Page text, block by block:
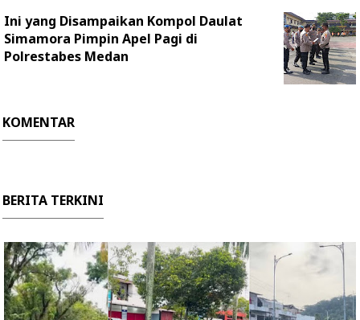
Ini yang Disampaikan Kompol Daulat
Simamora Pimpin Apel Pagi di
Polrestabes Medan
KOMENTAR
BERITA TERKINI